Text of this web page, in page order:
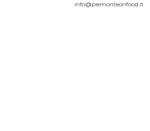
info@piemonteonfood.it